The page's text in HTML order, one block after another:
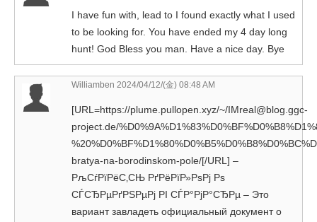
I have fun with, lead to I found exactly what I used
to be looking for. You have ended my 4 day long
hunt! God Bless you man. Have a nice day. Bye
Williamben 2024/04/12/(金) 08:48 AM
[URL=https://plume.pullopen.xyz/~/IMreal@blog.ggc-
project.de/
bratya-na-borodinskom-pole/[/URL] –
РљСѓРїРёС‚СЊ РґРёРїР»РѕРј Рѕ
СЃСЂРµРґРЅРµРј РІ СЃР°РјР°СЂРµ – Это
вариант завладеть официальный документ о